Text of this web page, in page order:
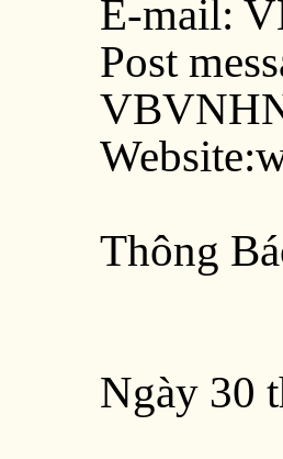
E-mail:
Post
Thông
Ngày 30